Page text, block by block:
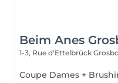
Beim Anes
1-3, Rue d'Ettelbrück
Coupe Dames +